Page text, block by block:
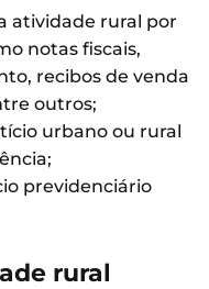
atividade rural por
notas fiscais,
recibos de venda
outros;
urbano ou rural
previdenciário
rural